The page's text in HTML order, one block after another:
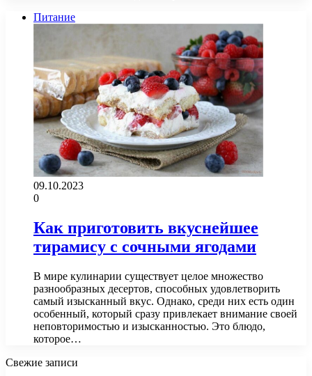
Питание
09.10.2023
0
Как приготовить вкуснейшее
тирамису с сочными ягодами
В мире кулинарии существует целое множество
разнообразных десертов, способных удовлетворить
самый изысканный вкус. Однако, среди них есть один
особенный, который сразу привлекает внимание своей
неповторимостью и изысканностью. Это блюдо,
которое…
Свежие записи